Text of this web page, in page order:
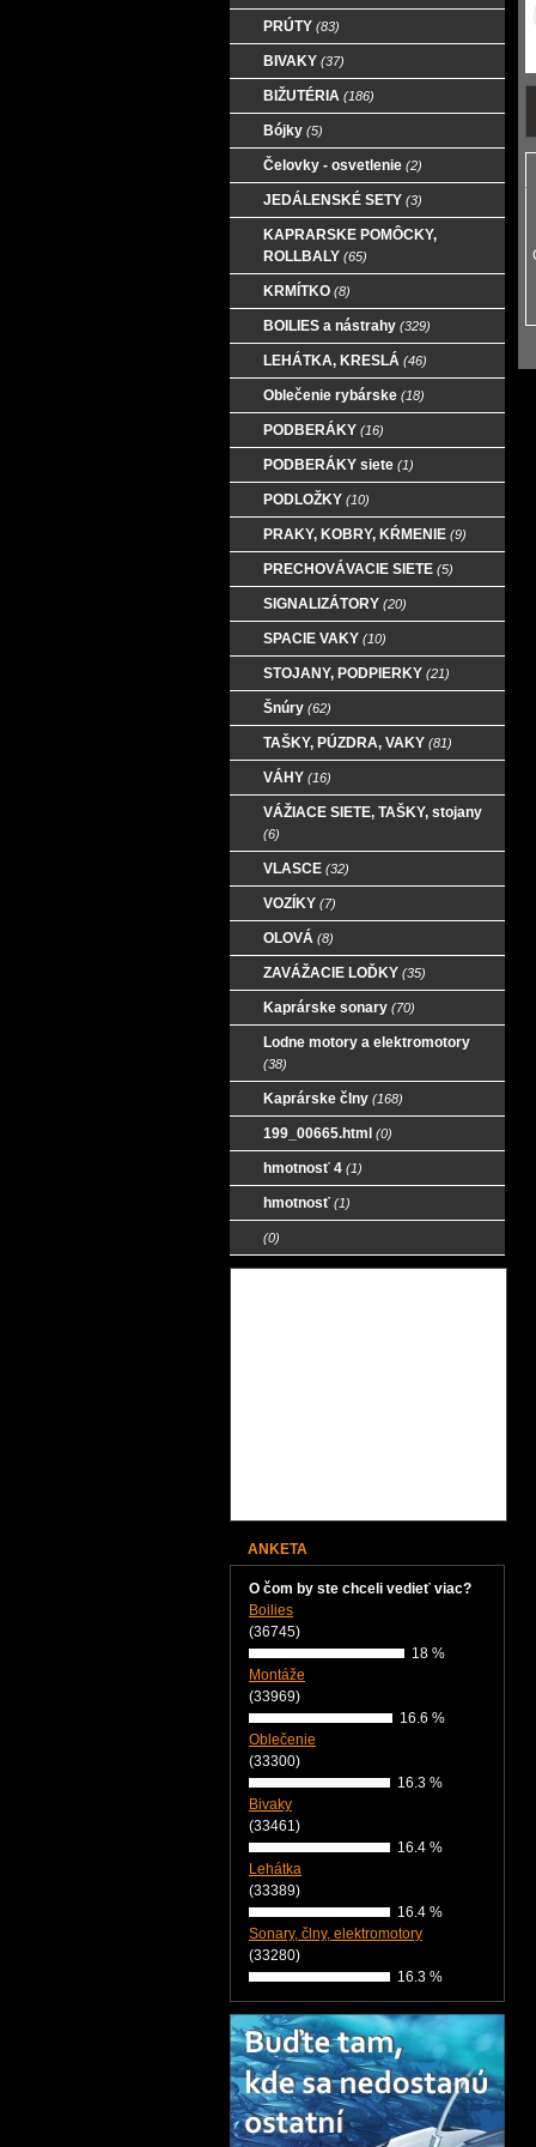
PRÚTY (83)
BIVAKY (37)
BIŽUTÉRIA (186)
Bójky (5)
Čelovky - osvetlenie (2)
JEDÁLENSKÉ SETY (3)
KAPRARSKE POMÔCKY,
ROLLBALY (65)
KRMÍTKO (8)
BOILIES a nástrahy (329)
LEHÁTKA, KRESLÁ (46)
Oblečenie rybárske (18)
PODBERÁKY (16)
PODBERÁKY siete (1)
PODLOŽKY (10)
PRAKY, KOBRY, KŔMENIE (9)
PRECHOVÁVACIE SIETE (5)
SIGNALIZÁTORY (20)
SPACIE VAKY (10)
STOJANY, PODPIERKY (21)
Šnúry (62)
TAŠKY, PÚZDRA, VAKY (81)
VÁHY (16)
VÁŽIACE SIETE, TAŠKY, stojany
(6)
VLASCE (32)
VOZÍKY (7)
OLOVÁ (8)
ZAVÁŽACIE LOĎKY (35)
Kaprárske sonary (70)
Lodne motory a elektromotory
(38)
Kaprárske člny (168)
199_00665.html (0)
hmotnosť 4 (1)
hmotnosť (1)
(0)
ANKETA
O čom by ste chceli vedieť viac?
Boilies
(36745)
18 %
Montáže
(33969)
16.6 %
Oblečenie
(33300)
16.3 %
Bivaky
(33461)
16.4 %
Lehátka
(33389)
16.4 %
Sonary, člny, elektromotory
(33280)
16.3 %